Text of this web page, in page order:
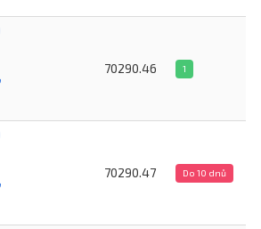
70290.46 1
70290.47 Do 10 dnů